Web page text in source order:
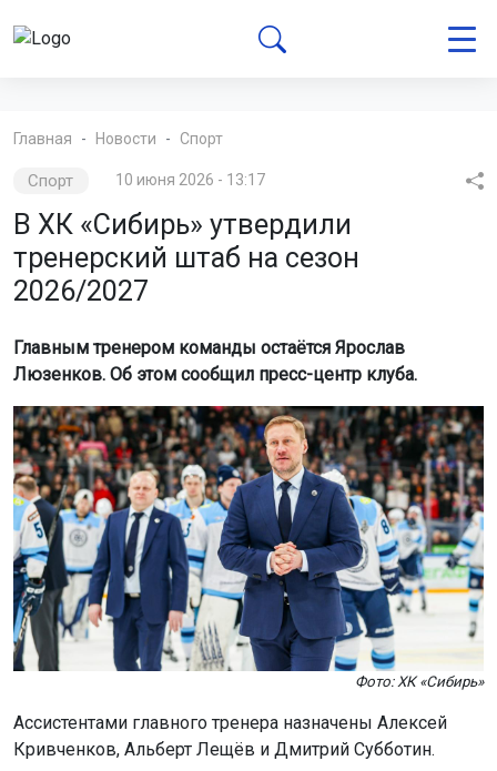
Главная Новости Спорт
Спорт 10 июня 2026 - 13:17
В ХК «Сибирь» утвердили
тренерский штаб на сезон
2026/2027
Главным тренером команды остаётся Ярослав
Люзенков. Об этом сообщил пресс-центр клуба.
Фото: ХК «Сибирь»
Ассистентами главного тренера назначены Алексей
Кривченков, Альберт Лещёв и Дмитрий Субботин.